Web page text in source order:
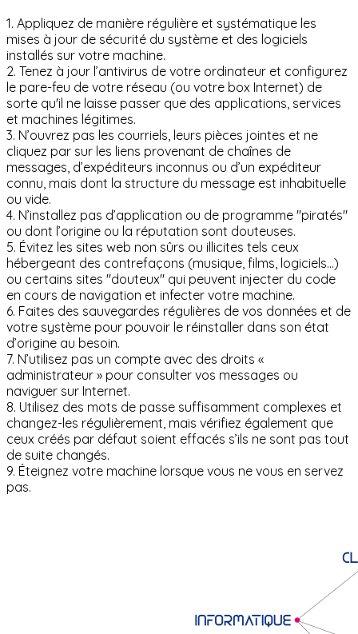
1. Appliquez de manière régulière et systématique les
mises à jour de sécurité du système et des logiciels
installés sur votre machine.
2. Tenez à jour l’antivirus de votre ordinateur et configurez
le pare-feu de votre réseau (ou votre box Internet) de
sorte qu'il ne laisse passer que des applications, services
et machines légitimes.
3. N’ouvrez pas les courriels, leurs pièces jointes et ne
cliquez par sur les liens provenant de chaînes de
messages, d’expéditeurs inconnus ou d’un expéditeur
connu, mais dont la structure du message est inhabituelle
ou vide.
4. N’installez pas d’application ou de programme "piratés"
ou dont l’origine ou la réputation sont douteuses.
5. Évitez les sites web non sûrs ou illicites tels ceux
hébergeant des contrefaçons (musique, films, logiciels…)
ou certains sites "douteux" qui peuvent injecter du code
en cours de navigation et infecter votre machine.
6. Faites des sauvegardes régulières de vos données et de
votre système pour pouvoir le réinstaller dans son état
d’origine au besoin.
7. N’utilisez pas un compte avec des droits «
administrateur » pour consulter vos messages ou
naviguer sur Internet.
8. Utilisez des mots de passe suffisamment complexes et
changez-les régulièrement, mais vérifiez également que
ceux créés par défaut soient effacés s’ils ne sont pas tout
de suite changés.
9. Éteignez votre machine lorsque vous ne vous en servez
pas.